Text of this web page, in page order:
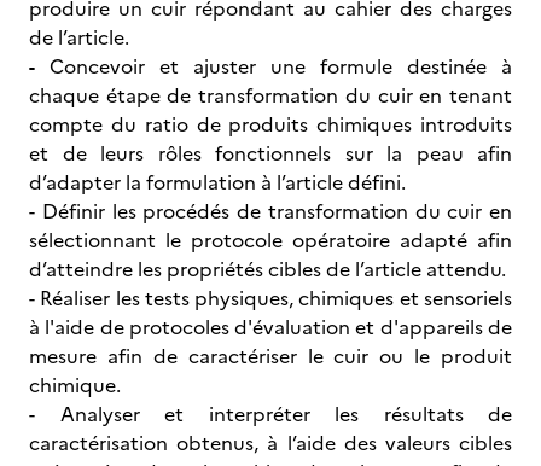
produire un cuir répondant au cahier des charges
de l’article.
- Concevoir et ajuster une formule destinée à
chaque étape de transformation du cuir en tenant
compte du ratio de produits chimiques introduits
et de leurs rôles fonctionnels sur la peau afin
d’adapter la formulation à l’article défini.
- Définir les procédés de transformation du cuir en
sélectionnant le protocole opératoire adapté afin
d’atteindre les propriétés cibles de l’article attendu.
- Réaliser les tests physiques, chimiques et sensoriels
à l'aide de protocoles d'évaluation et d'appareils de
mesure afin de caractériser le cuir ou le produit
chimique.
- Analyser et interpréter les résultats de
caractérisation obtenus, à l’aide des valeurs cibles